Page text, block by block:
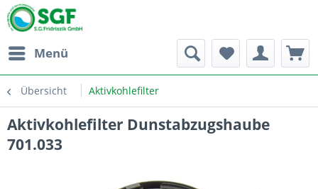
Menü
Übersicht Aktivkohlefilter
Aktivkohlefilter Dunstabzugshaube
701.033